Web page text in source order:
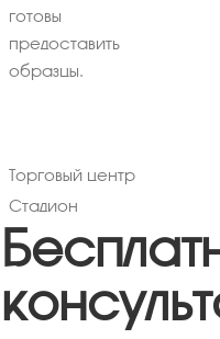
готовы
предоставить
образцы.
Торговый центр
Стадион